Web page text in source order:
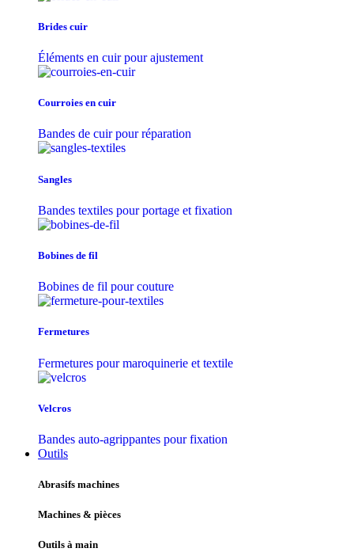
Brides cuir
Éléments en cuir pour ajustement
Courroies en cuir
Bandes de cuir pour réparation
Sangles
Bandes textiles pour portage et fixation
Bobines de fil
Bobines de fil pour couture
Fermetures
Fermetures pour maroquinerie et textile
Velcros
Bandes auto-agrippantes pour fixation
Outils
Abrasifs machines
Machines & pièces
Outils à main